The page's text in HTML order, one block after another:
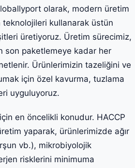
olarak, modern üretim
kullanarak üstün
üretiyoruz. Üretim sürecimiz,
son paketlemeye kadar her
Ürünlerimizin tazeliğini ve
için özel kavurma, tuzlama
uyguluyoruz.
en öncelikli konudur. HACCP
yaparak, ürünlerimizde ağır
vb.), mikrobiyolojik
risklerini minimuma